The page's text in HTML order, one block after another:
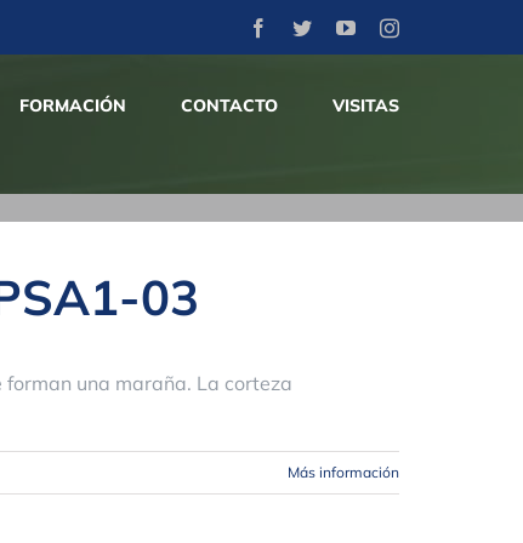
Facebook
TwitterYouTubeInstagram
FORMACIÓN CONTACTO VISITAS
03
una maraña. La corteza
Más información